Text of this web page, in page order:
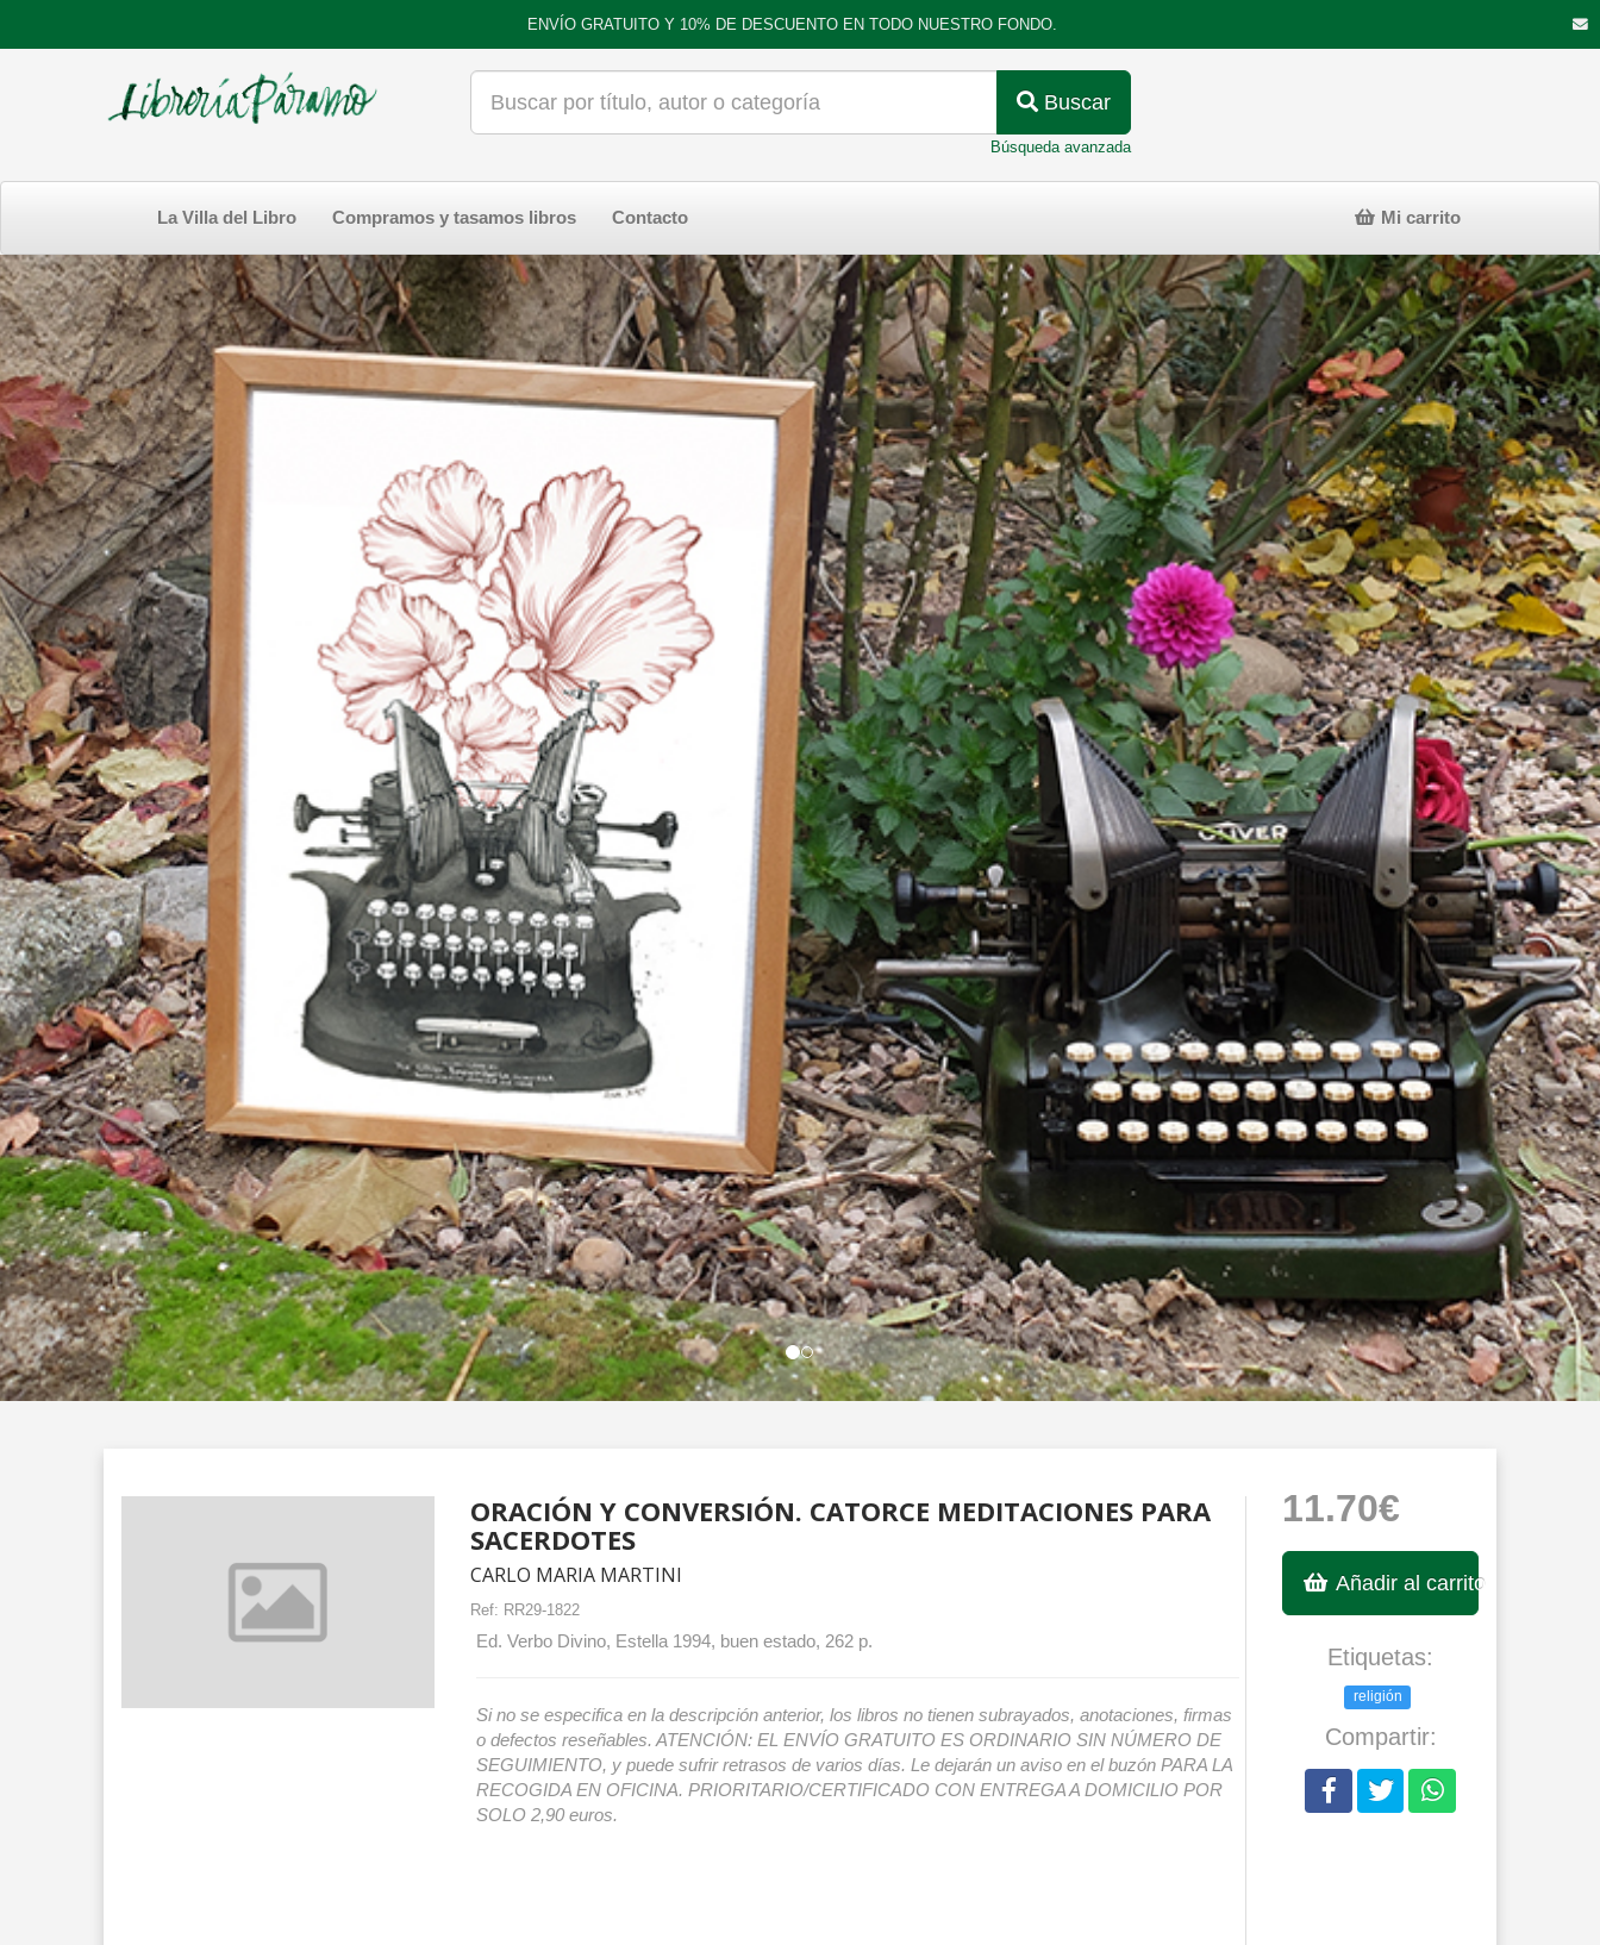
ENVÍO GRATUITO Y 10% DE DESCUENTO EN TODO NUESTRO FONDO.
Buscar
Búsqueda avanzada
La Villa del Libro Compramos y tasamos libros Contacto Mi carrito
ORACIÓN Y CONVERSIÓN. CATORCE MEDITACIONES PARA
SACERDOTES
CARLO MARIA MARTINI
Ref: RR29-1822
Ed. Verbo Divino, Estella 1994, buen estado, 262 p.
Si no se especifica en la descripción anterior, los libros no tienen subrayados, anotaciones, firmas
o defectos reseñables. ATENCIÓN: EL ENVÍO GRATUITO ES ORDINARIO SIN NÚMERO DE
SEGUIMIENTO, y puede sufrir retrasos de varios días. Le dejarán un aviso en el buzón PARA LA
RECOGIDA EN OFICINA. PRIORITARIO/CERTIFICADO CON ENTREGA A DOMICILIO POR
SOLO 2,90 euros.
11.70€
Añadir al carrito
Etiquetas:
religión
Compartir: